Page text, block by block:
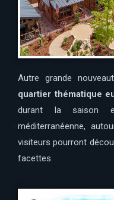
Autre grande
quartier thématique
durant la saison
méditerranéenne,
visiteurs pourront
facettes.